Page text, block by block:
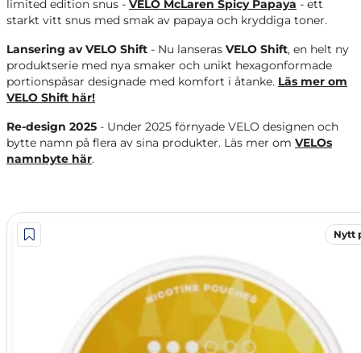
limited edition snus - VELO McLaren Spicy Papaya - ett
starkt vitt snus med smak av papaya och kryddiga toner.
Lansering av VELO Shift - Nu lanseras VELO Shift, en helt ny
produktserie med nya smaker och unikt hexagonformade
portionspåsar designade med komfort i åtanke. Läs mer om
VELO Shift här!
Re-design 2025 - Under 2025 förnyade VELO designen och
bytte namn på flera av sina produkter. Läs mer om VELOs
namnbyte här.
Nytt